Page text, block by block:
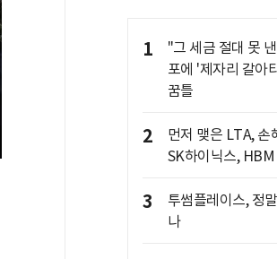
1
"그 세금 절대 못
포에 '제자리 갈아
꿈틀
2
먼저 맺은 LTA,
SK하이닉스,
3
투썸플레이스, 정
나